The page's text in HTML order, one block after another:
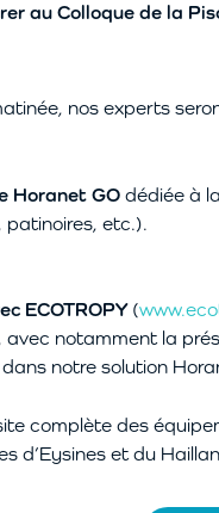
au Colloque de la
nos experts
Horanet GO dédiée à
etc.).
ECOTROPY (
notamment la
notre solution
complète des
d’Eysines et du